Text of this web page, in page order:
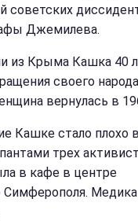
советских
Джемилева.
из Крыма Кашка 40
своего
вернулась в
Кашке стало плохо
трех
в кафе в центре
Симферополя.